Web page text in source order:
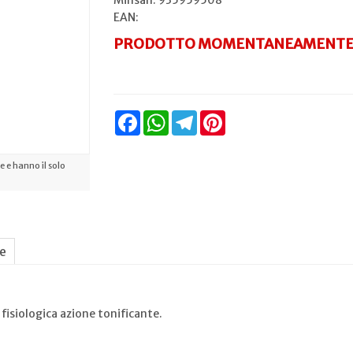
e hanno il solo
EAN:
PRODOTTO
FacebookWhatsAppTelegram
azione tonificante.